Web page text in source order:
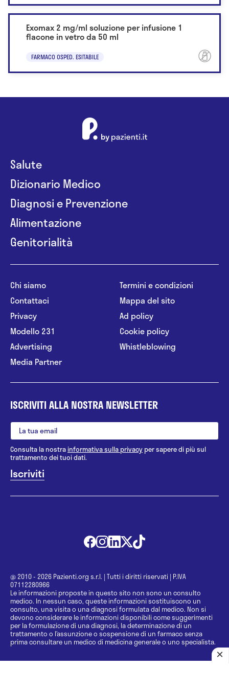
Exomax 2 mg/ml soluzione per infusione 1
flacone in vetro da 50 ml
FARMACO OSPED. ESITABILE
Salute
Dizionario Medico
Diagnosi e Prevenzione
Alimentazione
Genitorialità
Chi siamo
Contattaci
Privacy
Modello 231
Advertising
Media Partner
Termini e condizioni
Mappa del sito
Ad policy
Cookie policy
Whistleblowing
ISCRIVITI ALLA NOSTRA NEWSLETTER
Consulta la nostrainformativa sulla privacy per sapere di più sul
trattamento dei tuoi dati.
@ 2010 - 2026 Pazienti.org s.r.l. | Tutti i diritti riservati | P.IVA
07112280966
Le informazioni proposte in questo sito non sono un consulto
medico. In nessun caso, queste informazioni sostituiscono un
consulto, una visita o una diagnosi formulata dal medico. Non si
devono considerare le informazioni disponibili come suggerimenti
per la formulazione di una diagnosi, la determinazione di un
trattamento o l’assunzione o sospensione di un farmaco senza
prima consultare un medico di medicina generale o uno specialista.